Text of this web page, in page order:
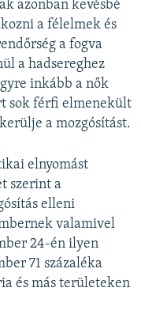
azonban kevésbé
a félelmek és
a fogva
a hadsereghez
inkább a nők
sok férfi elmenekült
a mozgósítást.
elnyomást
szerint a
elleni
valamivel
24-én ilyen
71 százaléka
és más területeken